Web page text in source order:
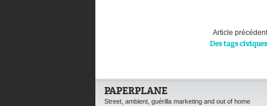
Article précédent
Des tags civiques
PAPERPLANE
Street, ambient, guérilla marketing and out of home